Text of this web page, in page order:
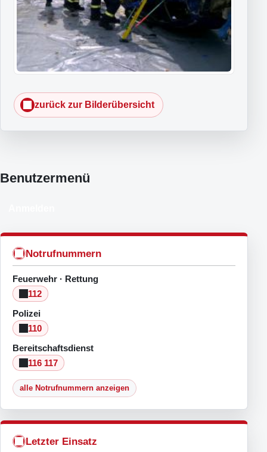
zurück zur Bilderübersicht
Benutzermenü
Notrufnummern
Feuerwehr · Rettung
112
Polizei
110
Bereitschaftsdienst
116 117
alle Notrufnummern anzeigen
Letzter Einsatz